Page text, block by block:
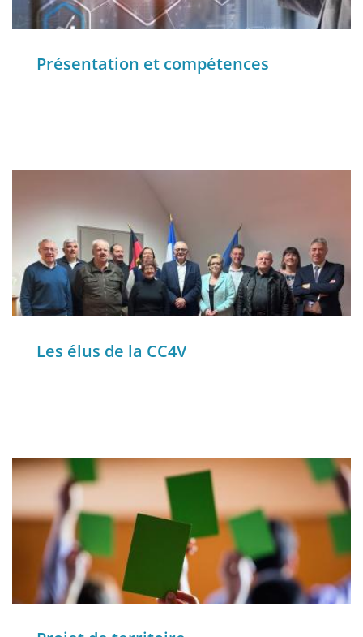
Présentation et compétences
Les élus de la CC4V